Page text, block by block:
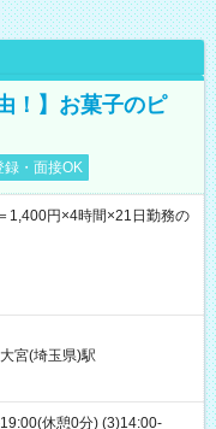
！】お菓子のピ
録・面接OK
1,400円×4時間×21日勤務の
大宮(埼玉県)駅
休憩0分) (3)14:00-